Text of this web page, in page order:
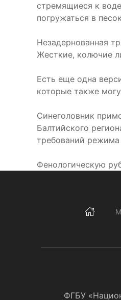
стремящиеся к
погружаться в
Незадернованная
Жесткие, колючие
Есть еще одна
которые также
Синеголовник
Балтийского
требований режима
Фенологическую
ФГБУ